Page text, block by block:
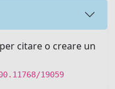
citare o creare un
19059